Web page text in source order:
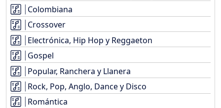
Colombiana
Crossover
Electrónica, Hip Hop y Reggaeton
Gospel
Popular, Ranchera y Llanera
Rock, Pop, Anglo, Dance y Disco
Romántica